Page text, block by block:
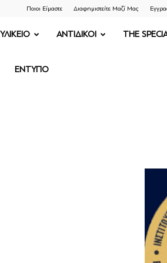
Ποιοι Είμαστε Διαφημιστείτε Μαζί Μας
ΑΝΤΙΔΙΚΟΙ THE
ΕΝΤΥΠΟ